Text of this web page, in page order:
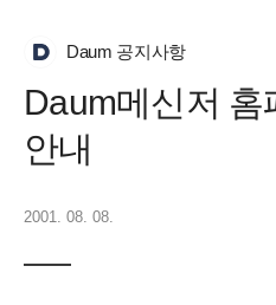
Daum 공지사항
Daum메신저 홈
안내
2001. 08. 08.